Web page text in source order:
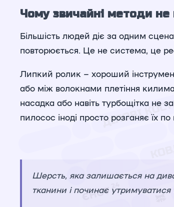
Чому звичайні методи
Більшість людей діє за одним
повторюється. Це не система, це
Липкий ролик – хороший
або між волокнами плетіння
насадка або навіть турбощітка не
пилосос іноді просто розганяє їх по
Шерсть, яка залишається на
тканини і починає